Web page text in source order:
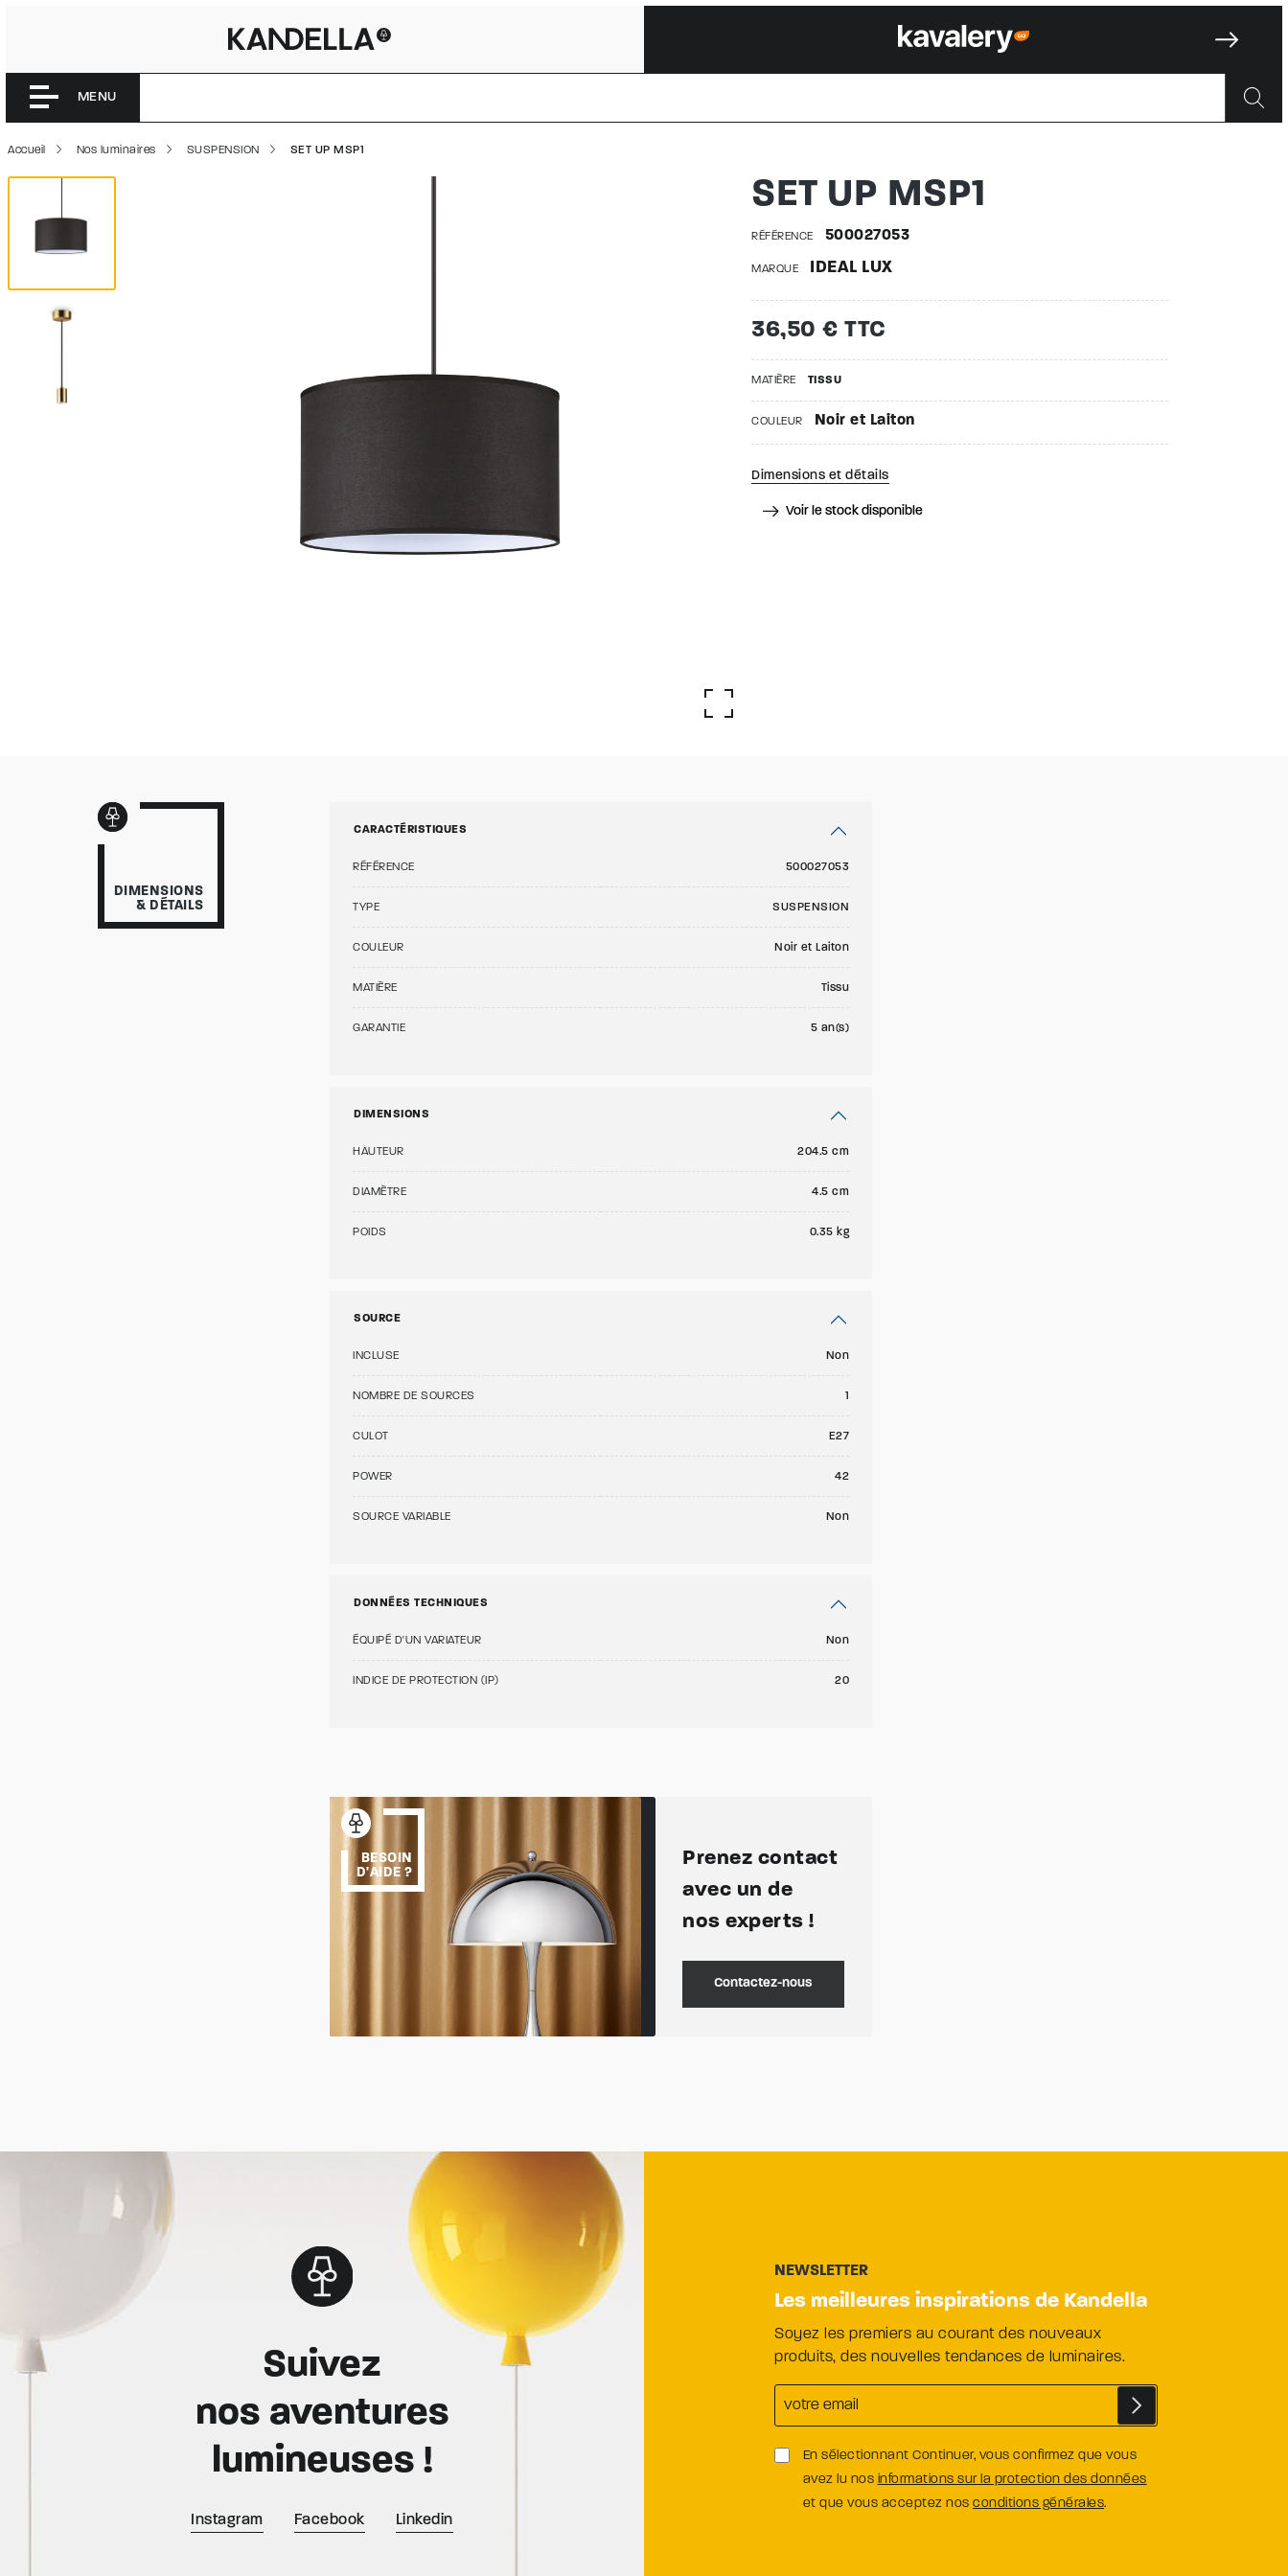
SET UP MSP1 | 500027053
MENU
Accueil Nos luminaires SUSPENSION SET UP MSP1
SET UP MSP1
RÉFÉRENCE 500027053
MARQUE IDEAL LUX
36,50 € TTC
MATIÈRE TISSU
COULEUR Noir et Laiton
Dimensions et détails
Voir le stock disponible
DIMENSIONS
& DÉTAILS
CARACTÉRISTIQUES
RÉFÉRENCE 500027053
TYPE SUSPENSION
COULEUR Noir et Laiton
MATIÈRE Tissu
GARANTIE 5 an(s)
DIMENSIONS
HAUTEUR 204.5 cm
DIAMÈTRE 4.5 cm
POIDS 0.35 kg
SOURCE
INCLUSE Non
NOMBRE DE SOURCES 1
CULOT E27
POWER 42
SOURCE VARIABLE Non
DONNÉES TECHNIQUES
ÉQUIPÉ D'UN VARIATEUR Non
INDICE DE PROTECTION (IP) 20
BESOIN
D'AIDE ?
Prenez contact
avec un de
nos experts !
Contactez-nous
Suivez
nos aventures
lumineuses !
Instagram Facebook Linkedin
NEWSLETTER
Les meilleures inspirations de Kandella
Soyez les premiers au courant des nouveaux
produits, des nouvelles tendances de luminaires.
En sélectionnant Continuer, vous confirmez que vous
avez lu nos informations sur la protection des données
et que vous acceptez nos conditions générales.